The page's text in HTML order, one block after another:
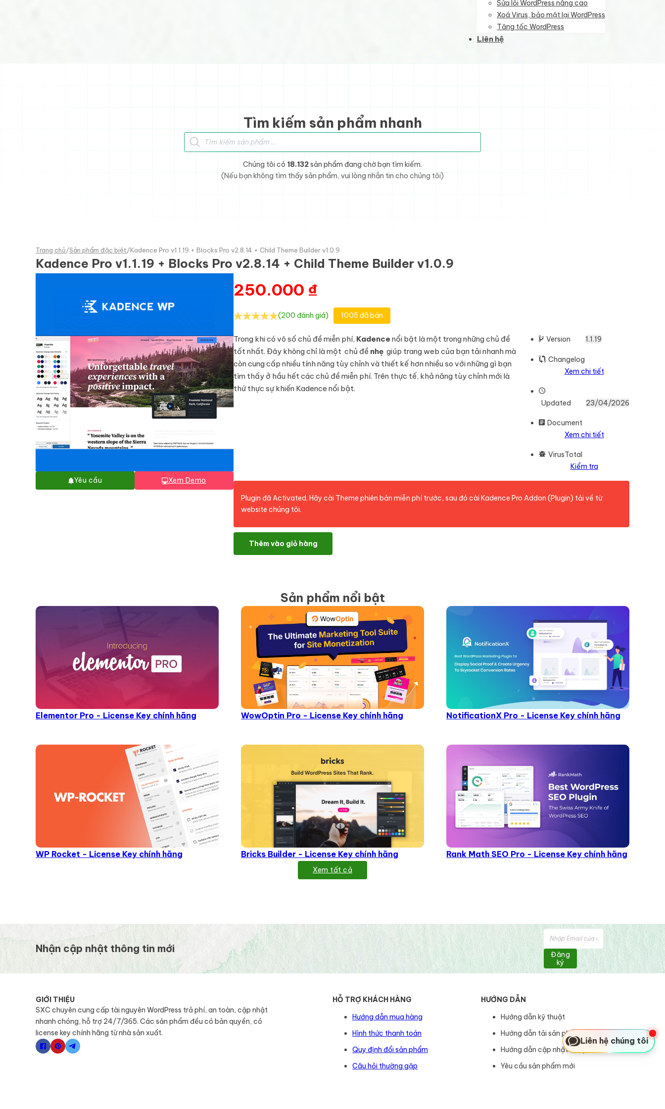
Sửa lỗi WordPress nâng cao
Xoá Virus, bảo mật lại WordPress
Tăng tốc WordPress
Liên hệ
Tìm kiếm sản phẩm nhanh
Tìm kiếm sản phẩm
Chúng tôi có 18.132 sản phẩm đang chờ bạn tìm kiếm.
(Nếu bạn không tìm thấy sản phẩm, vui lòng nhắn tin cho chúng tôi)
Trang chủ/Sản phẩm đặc biệt/Kadence Pro v1.1.19 + Blocks Pro v2.8.14 + Child Theme Builder v1.0.9
Kadence Pro v1.1.19 + Blocks Pro v2.8.14 + Child Theme Builder v1.0.9
Yêu cầu Xem Demo
250.000 ₫
(200 đánh giá) 1005 đã bán
Trong khi có vô số chủ đề miễn phí, Kadence nổi bật là một trong những chủ đề
tốt nhất. Đây không chỉ là một chủ đề nhẹ giúp trang web của bạn tải nhanh mà
còn cung cấp nhiều tính năng tùy chỉnh và thiết kế hơn nhiều so với những gì bạn
tìm thấy ở hầu hết các chủ đề miễn phí. Trên thực tế, khả năng tùy chỉnh mới là
thứ thực sự khiến Kadence nổi bật.
Version 1.1.19
Changelog
Xem chi tiết
Updated 23/04/2026
Document
Xem chi tiết
VirusTotal
Kiểm tra
Plugin đã Activated. Hãy cài Theme phiên bản miễn phí trước, sau đó cài Kadence Pro Addon (Plugin) tải về từ
website chúng tôi.
Kadence Pro v1.1.19 + Blocks Pro v2.8.14 + Child Theme Builder v1.0.9 số lượng
Thêm vào giỏ hàng
Sản phẩm nổi bật
Elementor Pro - License Key chính hãng WowOptin Pro - License Key chính hãng NotificationX Pro - License Key chính hãng
WP Rocket - License Key chính hãng Bricks Builder - License Key chính hãng Rank Math SEO Pro - License Key chính hãng
Xem tất cả
Nhận cập nhật thông tin mới
Đăng
ký
GIỚI THIỆU
SXC chuyên cung cấp tài nguyên WordPress trả phí, an toàn, cập nhật
nhanh chóng, hỗ trợ 24/7/365. Các sản phẩm đều có bản quyền, có
license key chính hãng từ nhà sản xuất.
HỖ TRỢ KHÁCH HÀNG
Hướng dẫn mua hàng
Hình thức thanh toán
Quy định đổi sản phẩm
Câu hỏi thường gặp
HƯỚNG DẪN
Hướng dẫn kỹ thuật
Hướng dẫn tải sản phẩm
Hướng dẫn cập nhật sản phẩm
Yêu cầu sản phẩm mới
Liên hệ chúng tôi